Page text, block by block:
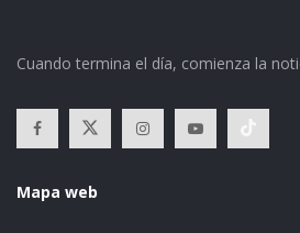
Cuando termina el día, comienza la
Mapa web